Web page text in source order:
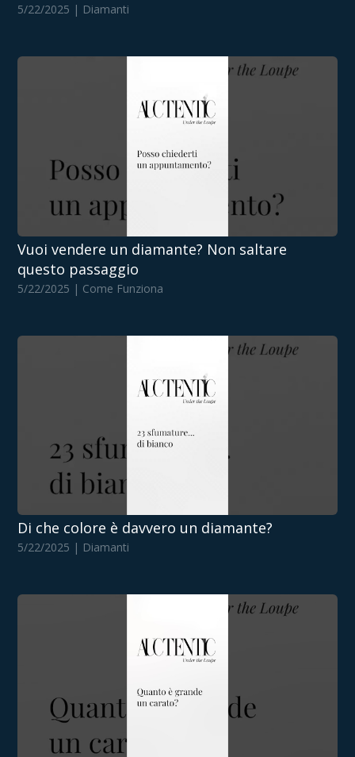
5/22/2025 | Diamanti
Vuoi vendere un diamante? Non saltare
questo passaggio
5/22/2025 | Come Funziona
Di che colore è davvero un diamante?
5/22/2025 | Diamanti